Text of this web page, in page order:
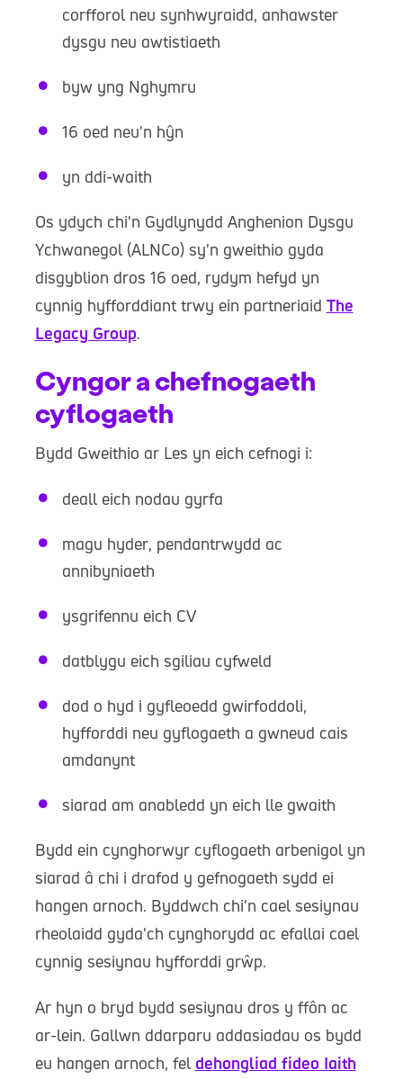
corfforol neu synhwyraidd, anhawster
dysgu neu awtistiaeth
byw yng Nghymru
16 oed neu'n hŷn
yn ddi-waith
Os ydych chi'n Gydlynydd Anghenion Dysgu
Ychwanegol (ALNCo) sy'n gweithio gyda
disgyblion dros 16 oed, rydym hefyd yn
cynnig hyfforddiant trwy ein partneriaid The
Legacy Group.
Cyngor a chefnogaeth
cyflogaeth
Bydd Gweithio ar Les yn eich cefnogi i:
deall eich nodau gyrfa
magu hyder, pendantrwydd ac
annibyniaeth
ysgrifennu eich CV
datblygu eich sgiliau cyfweld
dod o hyd i gyfleoedd gwirfoddoli,
hyfforddi neu gyflogaeth a gwneud cais
amdanynt
siarad am anabledd yn eich lle gwaith
Bydd ein cynghorwyr cyflogaeth arbenigol yn
siarad â chi i drafod y gefnogaeth sydd ei
hangen arnoch. Byddwch chi'n cael sesiynau
rheolaidd gyda'ch cynghorydd ac efallai cael
cynnig sesiynau hyfforddi grŵp.
Ar hyn o bryd bydd sesiynau dros y ffôn ac
ar-lein. Gallwn ddarparu addasiadau os bydd
eu hangen arnoch, fel dehongliad fideo Iaith